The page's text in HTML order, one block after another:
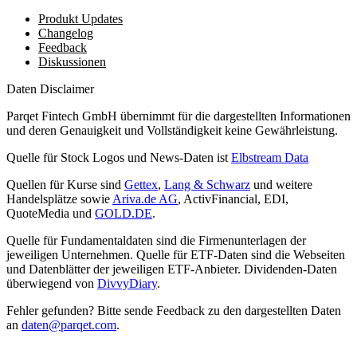
Produkt Updates
Changelog
Feedback
Diskussionen
Daten Disclaimer
Parqet Fintech GmbH übernimmt für die dargestellten Informationen
und deren Genauigkeit und Vollständigkeit keine Gewährleistung.
Quelle für Stock Logos und News-Daten ist Elbstream Data
Quellen für Kurse sind Gettex, Lang & Schwarz und weitere
Handelsplätze sowie Ariva.de AG, ActivFinancial, EDI,
QuoteMedia und GOLD.DE.
Quelle für Fundamentaldaten sind die Firmenunterlagen der
jeweiligen Unternehmen. Quelle für ETF-Daten sind die Webseiten
und Datenblätter der jeweiligen ETF-Anbieter. Dividenden-Daten
überwiegend von DivvyDiary.
Fehler gefunden? Bitte sende Feedback zu den dargestellten Daten
an daten@parqet.com.